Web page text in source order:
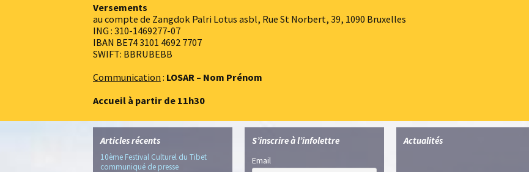
Versements
au compte de Zangdok Palri Lotus asbl, Rue St Norbert, 39, 1090 Bruxelles
ING : 310-1469277-07
IBAN BE74 3101 4692 7707
SWIFT: BBRUBEBB
Communication : LOSAR – Nom Prénom
Accueil à partir de 11h30
Articles récents
10ème Festival Culturel du Tibet
communiqué de presse
S’inscrire à l’infolettre
Email
Actualités